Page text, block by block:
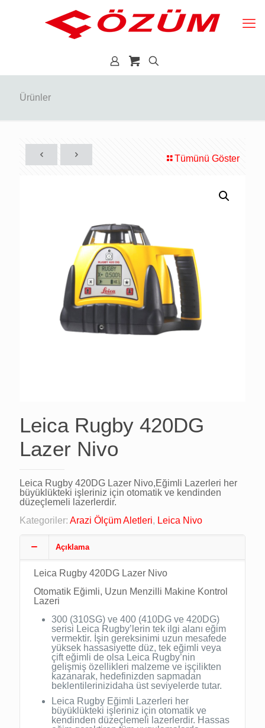
Ürünler
Tümünü Göster
Leica Rugby 420DG
Lazer Nivo
Leica Rugby 420DG Lazer Nivo,Eğimli Lazerleri her
büyüklükteki işleriniz için otomatik ve kendinden
düzeçlemeli lazerlerdir.
Kategoriler: Arazi Ölçüm Aletleri, Leica Nivo
Açıklama
Leica Rugby 420DG Lazer Nivo
Otomatik Eğimli, Uzun Menzilli Makine Kontrol
Lazeri
300 (310SG) ve 400 (410DG ve 420DG)
serisi Leica Rugby’lerin tek ilgi alanı eğim
vermektir. İşin gereksinimi uzun mesafede
yüksek hassasiyette düz, tek eğimli veya
çift eğimli de olsa Leica Rugby’nin
gelişmiş özellikleri malzeme ve işçilikten
kazanarak, hedefinizden sapmadan
beklentilerinizidaha üst seviyelerde tutar.
Leica Rugby Eğimli Lazerleri her
büyüklükteki işleriniz için otomatik ve
kendinden düzeçlemeli lazerlerdir. Hassas